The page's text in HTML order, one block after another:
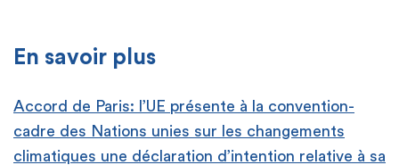
En savoir plus
Accord de Paris: l’UE présente à la convention-
cadre des Nations unies sur les changements
climatiques une déclaration d’intention relative à sa